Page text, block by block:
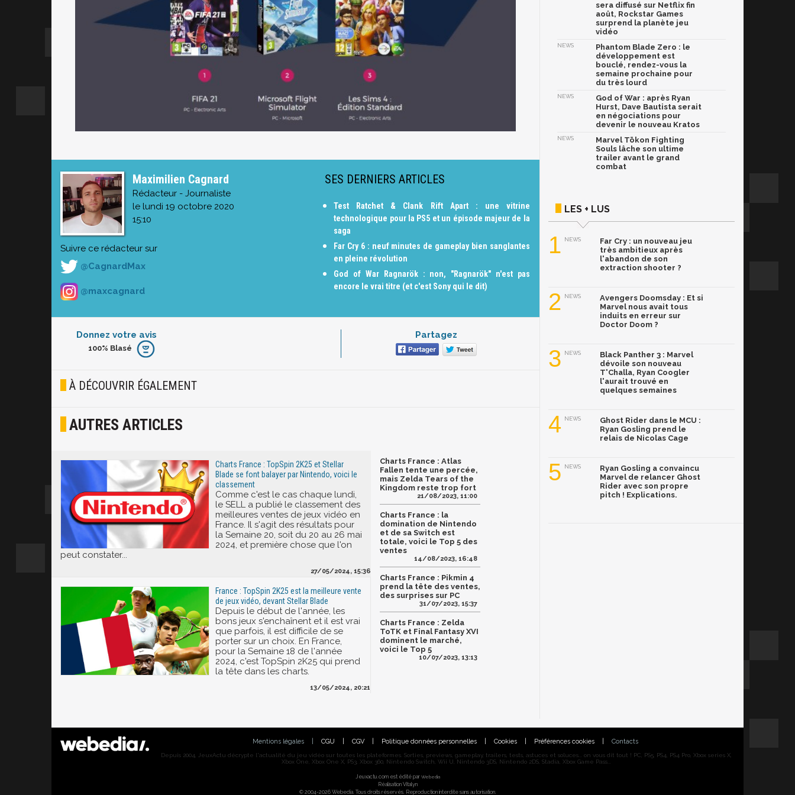
Maximilien Cagnard
Rédacteur - Journaliste
le lundi 19 octobre 2020
15:10
Suivre ce rédacteur sur
@CagnardMax
@maxcagnard
SES DERNIERS ARTICLES
Test Ratchet & Clank Rift Apart : une vitrine
technologique pour la PS5 et un épisode majeur de la
saga
Far Cry 6 : neuf minutes de gameplay bien sanglantes
en pleine révolution
God of War Ragnarök : non, "Ragnarök" n'est pas
encore le vrai titre (et c'est Sony qui le dit)
Donnez votre avis
Furieux
Joyeux
100% Blasé
Partagez
À DÉCOUVRIR ÉGALEMENT
AUTRES ARTICLES
Charts France : TopSpin 2K25 et Stellar
Blade se font balayer par Nintendo, voici le
classement
Comme c'est le cas chaque lundi,
le SELL a publié le classement des
meilleures ventes de jeux vidéo en
France. Il s'agit des résultats pour
la Semaine 20, soit du 20 au 26 mai
2024, et première chose que l'on
peut constater...
27/05/2024, 15:36
France : TopSpin 2K25 est la meilleure vente
de jeux vidéo, devant Stellar Blade
Depuis le début de l'année, les
bons jeux s'enchaînent et il est vrai
que parfois, il est difficile de se
porter sur un choix. En France,
pour la Semaine 18 de l'année
2024, c'est TopSpin 2K25 qui prend
la tête dans les charts.
13/05/2024, 20:21
Charts France : Atlas
Fallen tente une percée,
mais Zelda Tears of the
Kingdom reste trop fort
21/08/2023, 11:00
Charts France : la
domination de Nintendo
et de sa Switch est
totale, voici le Top 5 des
ventes
14/08/2023, 16:48
Charts France : Pikmin 4
prend la tête des ventes,
des surprises sur PC
31/07/2023, 15:37
Charts France : Zelda
ToTK et Final Fantasy XVI
dominent le marché,
voici le Top 5
10/07/2023, 13:13
sera diffusé sur Netflix fin
août, Rockstar Games
surprend la planète jeu
vidéo
NEWS
Phantom Blade Zero : le
développement est
bouclé, rendez-vous la
semaine prochaine pour
du très lourd
NEWS
God of War : après Ryan
Hurst, Dave Bautista serait
en négociations pour
devenir le nouveau Kratos
NEWS
Marvel Tōkon Fighting
Souls lâche son ultime
trailer avant le grand
combat
LES + LUS
1 NEWS
Far Cry : un nouveau jeu
très ambitieux après
l'abandon de son
extraction shooter ?
2 NEWS
Avengers Doomsday : Et si
Marvel nous avait tous
induits en erreur sur
Doctor Doom ?
3 NEWS
Black Panther 3 : Marvel
dévoile son nouveau
T'Challa, Ryan Coogler
l'aurait trouvé en
quelques semaines
4 NEWS
Ghost Rider dans le MCU :
Ryan Gosling prend le
relais de Nicolas Cage
5 NEWS
Ryan Gosling a convaincu
Marvel de relancer Ghost
Rider avec son propre
pitch ! Explications.
Mentions légales CGU CGV Politique données personnelles Cookies Préférences cookies Contacts
Depuis 2004, JeuxActu décrypte l'actualité du jeu vidéo sur toutes les plateformes. Sorties, previews, gameplay, trailers, tests, astuces et soluces... on vous dit tout ! PC, PS5, PS4, PS4 Pro, Xbox series X,
Xbox One, Xbox One X, PS3, Xbox 360, Nintendo Switch, Wii U, Nintendo 3DS, Nintendo 2DS, Stadia, Xbox Game Pass...
Jeuxactu.com est édité par Webedia
Réalisation Vitalyn
© 2004-2026 Webedia. Tous droits réservés. Reproduction interdite sans autorisation.